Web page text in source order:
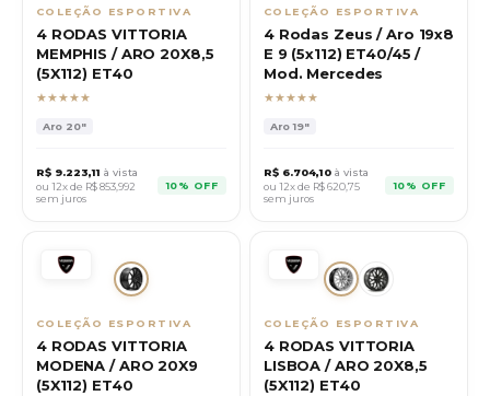
COLEÇÃO ESPORTIVA
4 RODAS VITTORIA
MEMPHIS / ARO 20X8,5
(5X112) ET40
★★★★★
Aro 20"
R$ 9.223,11 à vista
ou 12x de R$853,992
sem juros
10% OFF
COLEÇÃO ESPORTIVA
4 Rodas Zeus / Aro 19x8
E 9 (5x112) ET40/45 /
Mod. Mercedes
★★★★★
Aro19"
R$ 6.704,10 à vista
ou 12x de R$620,75
sem juros
10% OFF
COLEÇÃO ESPORTIVA
4 RODAS VITTORIA
MODENA / ARO 20X9
(5X112) ET40
COLEÇÃO ESPORTIVA
4 RODAS VITTORIA
LISBOA / ARO 20X8,5
(5X112) ET40